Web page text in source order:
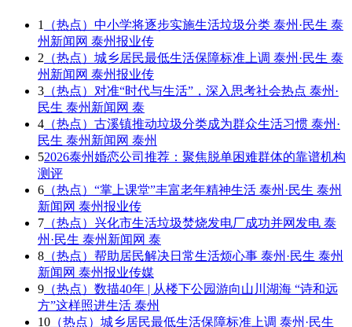
1
（热点）中小学将逐步实施生活垃圾分类 泰州·民生 泰
州新闻网 泰州报业传
2 （热点）城乡居民最低生活保障标准上调 泰州·民生 泰
州新闻网 泰州报业传
3 （热点）对准“时代与生活”，深入思考社会热点 泰州·
民生 泰州新闻网 泰
4 （热点）古溪镇推动垃圾分类成为群众生活习惯 泰州·
民生 泰州新闻网 泰州
52026泰州婚恋公司推荐：聚焦脱单困难群体的靠谱机构
测评
6 （热点）“掌上课堂”丰富老年精神生活 泰州·民生 泰州
新闻网 泰州报业传
7 （热点）兴化市生活垃圾焚烧发电厂成功并网发电 泰
州·民生 泰州新闻网 泰
8 （热点）帮助居民解决日常生活烦心事 泰州·民生 泰州
新闻网 泰州报业传媒
9 （热点）数描40年 | 从楼下公园游向山川湖海 “诗和远
方”这样照进生活 泰州
10 （热点）城乡居民最低生活保障标准上调 泰州·民生